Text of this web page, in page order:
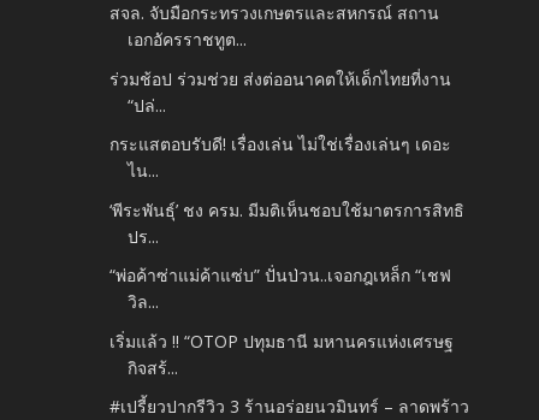
สจล. จับมือกระทรวงเกษตรและสหกรณ์ สถาน
เอกอัครราชทูต...
ร่วมช้อป ร่วมช่วย ส่งต่ออนาคตให้เด็กไทยที่งาน
“ปล่...
กระแสตอบรับดี! เรื่องเล่น ไม่ใช่เรื่องเล่นๆ เดอะ
ไน...
‘พีระพันธุ์’ ชง ครม. มีมติเห็นชอบใช้มาตรการสิทธิ
ปร...
“พ่อค้าซ่าแม่ค้าแซ่บ” ปั่นป่วน..เจอกฎเหล็ก “เชฟ
วิล...
เริ่มแล้ว !! “OTOP ปทุมธานี มหานครแห่งเศรษฐ
กิจสร้...
#เปรี้ยวปากรีวิว 3 ร้านอร่อยนวมินทร์ – ลาดพร้าว